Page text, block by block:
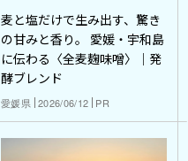
麦と塩だけで生み出す、驚き
の甘みと香り。 愛媛・宇和島
に伝わる〈全麦麹味噌〉｜発
酵ブレンド
愛媛県 2026/06/12 PR